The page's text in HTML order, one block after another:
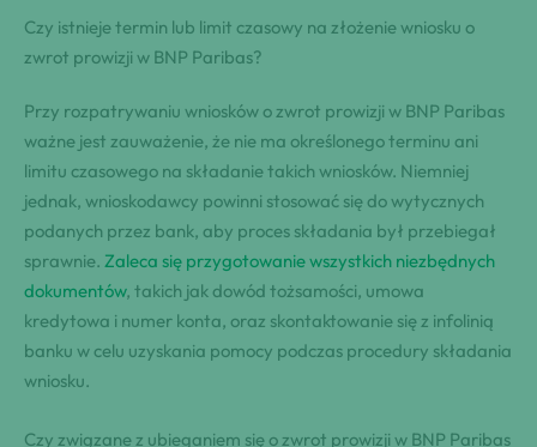
Czy istnieje termin lub limit czasowy na złożenie wniosku o
zwrot prowizji w BNP Paribas?
Przy rozpatrywaniu wniosków o zwrot prowizji w BNP Paribas
ważne jest zauważenie, że nie ma określonego terminu ani
limitu czasowego na składanie takich wniosków. Niemniej
jednak, wnioskodawcy powinni stosować się do wytycznych
podanych przez bank, aby proces składania był przebiegał
sprawnie. Zaleca się przygotowanie wszystkich niezbędnych
dokumentów, takich jak dowód tożsamości, umowa
kredytowa i numer konta, oraz skontaktowanie się z infolinią
banku w celu uzyskania pomocy podczas procedury składania
wniosku.
Czy związane z ubieganiem się o zwrot prowizji w BNP Paribas